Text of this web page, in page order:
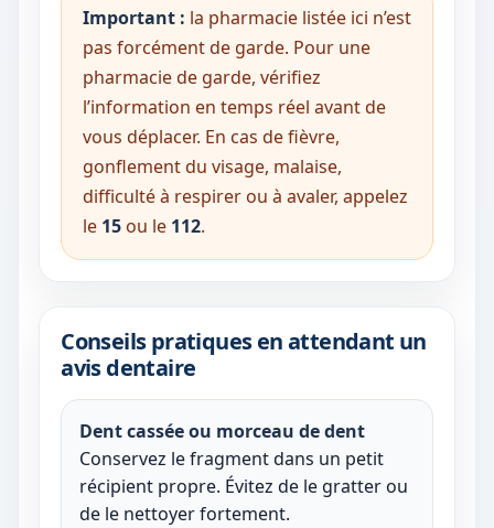
Important : la pharmacie listée ici n’est
pas forcément de garde. Pour une
pharmacie de garde, vérifiez
l’information en temps réel avant de
vous déplacer. En cas de fièvre,
gonflement du visage, malaise,
difficulté à respirer ou à avaler, appelez
le 15ou le 112.
Conseils pratiques en attendant un
avis dentaire
Dent cassée ou morceau de dent
Conservez le fragment dans un petit
récipient propre. Évitez de le gratter ou
de le nettoyer fortement.